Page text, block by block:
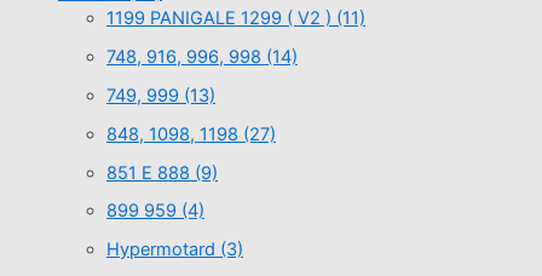
1199 PANIGALE 1299 ( V2 ) (11)
748, 916, 996, 998 (14)
749, 999 (13)
848, 1098, 1198 (27)
851 E 888 (9)
899 959 (4)
Hypermotard (3)